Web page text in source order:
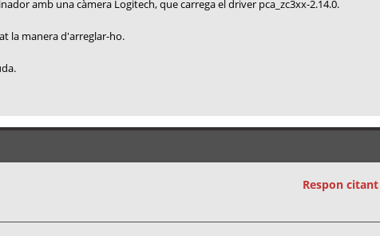
amb una càmera Logitech, que carrega el driver pca_zc3xx-2.14.0.
la manera d'arreglar-ho.
Respon